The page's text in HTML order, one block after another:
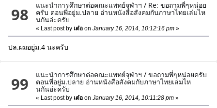
98 แนะนำการศึกษาต่อคณะแพทย์จุฬาฯ / Re: ขอถามพี่ๆหน่อย
ครับ ตอนพี่อยู่ม.ปลาย อ่านหนังสือสังคมกับภาษาไทยเล่มไห
นกันอ่ะครับ
« Last post by เต๋อon January 16, 2014, 10:12:16 pm »
ปล.ผมอยู่ม.4 นะครับ
99 แนะนำการศึกษาต่อคณะแพทย์จุฬาฯ /ขอถามพี่ๆหน่อยครับ
ตอนพี่อยู่ม.ปลาย อ่านหนังสือสังคมกับภาษาไทยเล่มไห
นกันอ่ะครับ
« Last post by เต๋อon January 16, 2014, 10:11:28 pm »